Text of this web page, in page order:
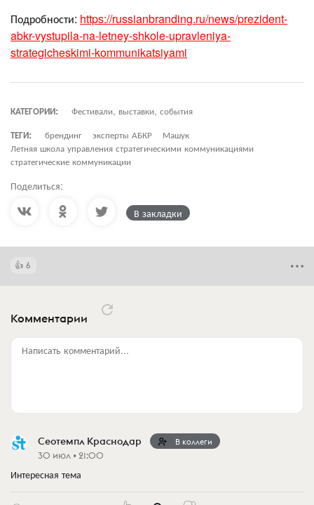
Подробности: https://russianbranding.ru/news/prezident-
abkr-vystupila-na-letney-shkole-upravleniya-
strategicheskimi-kommunikatsiyami
КАТЕГОРИИ:
Фестивали, выставки, события
ТЕГИ:
брендинг эксперты АБКР
Машук
Летняя школа управления стратегическими коммуникациями
стратегические коммуникации
Поделиться:
В закладки
6
Комментарии
Написать комментарий...
Сеотемпл Краснодар В коллеги
30 июл • 21:00
Интересная тема